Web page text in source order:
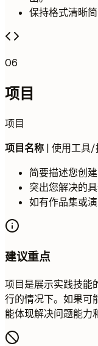
保持格式清晰
06
项目
项目
项目名称 | 使用工具/
简要描述您创
突出您解决的
如有作品集或
建议重点
项目是展示实践技能
行的情况下。如果可
能体现解决问题能力